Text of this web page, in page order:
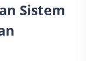
Sistem